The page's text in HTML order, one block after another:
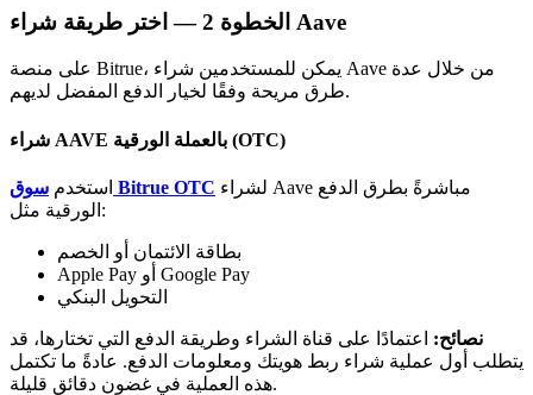
احصل على أرباح طويلة الأجل وفوائد مرنة
تعلم الستاكينغ
تعرف على كيفية كسب الدخل السلبي
الخطوة اختر طريقة شراء Aave
على منصة Bitrue، يمكن للمستخدمين شراء Aave من خلال عدة
طرق مريحة وفقًا لخيار الدفع المفضل لديهم.
شراء AAVE بالعملة الورقية (OTC)
استخدم سوق Bitrue OTC
الورقية مثل:
بطاقة الائتمان أو الخصم
Apple Pay أو Google Pay
التحويل البنكي
نصائح: اعتمادًا على قناة الشراء وطريقة الدفع التي تختارها، قد
يتطلب أول عملية شراء ربط هويتك ومعلومات الدفع. عادةً ما تكتمل
هذه العملية في غضون دقائق قليلة.